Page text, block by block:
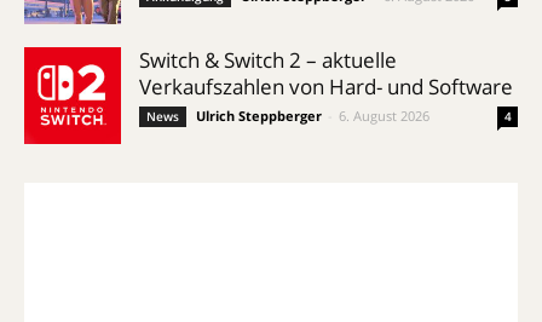
Switch & Switch 2 – aktuelle
Verkaufszahlen von Hard- und Software
News Ulrich Steppberger 6. August 2026 4